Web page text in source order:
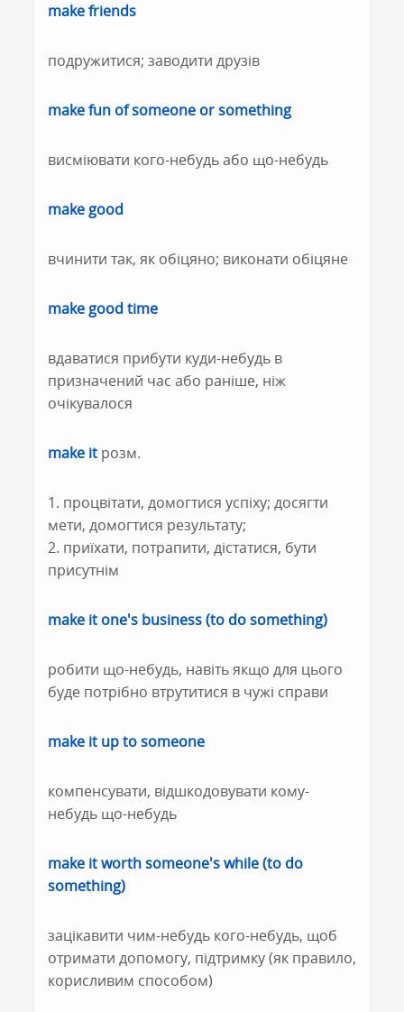
make friends
подружитися; заводити друзів
make fun of someone or something
висміювати кого-небудь або що-небудь
make good
вчинити так, як обіцяно; виконати обіцяне
make good time
вдаватися прибути куди-небудь в
призначений час або раніше, ніж
очікувалося
make it розм.
1. процвітати, домогтися успіху; досягти
мети, домогтися результату;
2. приїхати, потрапити, дістатися, бути
присутнім
make it one's business (to do something)
робити що-небудь, навіть якщо для цього
буде потрібно втрутитися в чужі справи
make it up to someone
компенсувати, відшкодовувати кому-
небудь що-небудь
make it worth someone's while (to do
something)
зацікавити чим-небудь кого-небудь, щоб
отримати допомогу, підтримку (як правило,
корисливим способом)